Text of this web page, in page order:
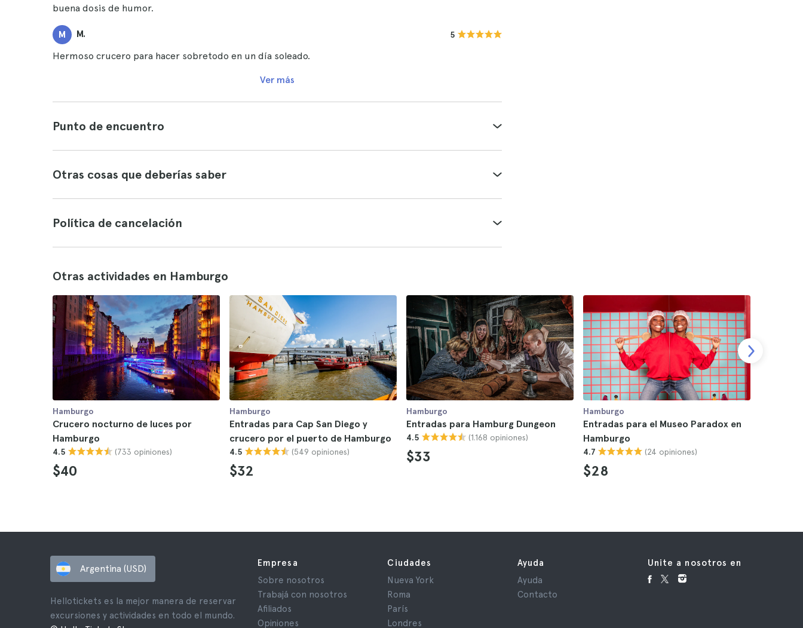
buena dosis de humor.
M M. 5
Hermoso crucero para hacer sobretodo en un día soleado.
Ver más
Punto de encuentro
Otras cosas que deberías saber
Política de cancelación
Otras actividades en Hamburgo
Hamburgo
Crucero nocturno de luces por
Hamburgo
4.5 (733 opiniones)
$40
Hamburgo
Entradas para Cap San Diego y
crucero por el puerto de Hamburgo
4.5 (549 opiniones)
$32
Hamburgo
Entradas para Hamburg Dungeon
4.5 (1.168 opiniones)
$33
Hamburgo
Entradas para el Museo Paradox en
Hamburgo
4.7 (24 opiniones)
$28
Argentina (USD)
Hellotickets es la mejor manera de reservar
excursiones y actividades en todo el mundo.
Empresa
Sobre nosotros
Trabajá con nosotros
Afiliados
Opiniones
Ciudades
Nueva York
Roma
París
Londres
Ayuda
Ayuda
Contacto
Unite a nosotros en